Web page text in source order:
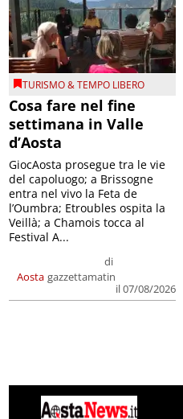
TURISMO & TEMPO LIBERO
Cosa fare nel fine
settimana in Valle
d’Aosta
Aosta
di
gazzettamatin
il 07/08/2026
GiocAosta prosegue tra le vie
del capoluogo; a Brissogne
entra nel vivo la Feta de
l’Oumbra; Etroubles ospita la
Veillà; a Chamois tocca al
Festival A...